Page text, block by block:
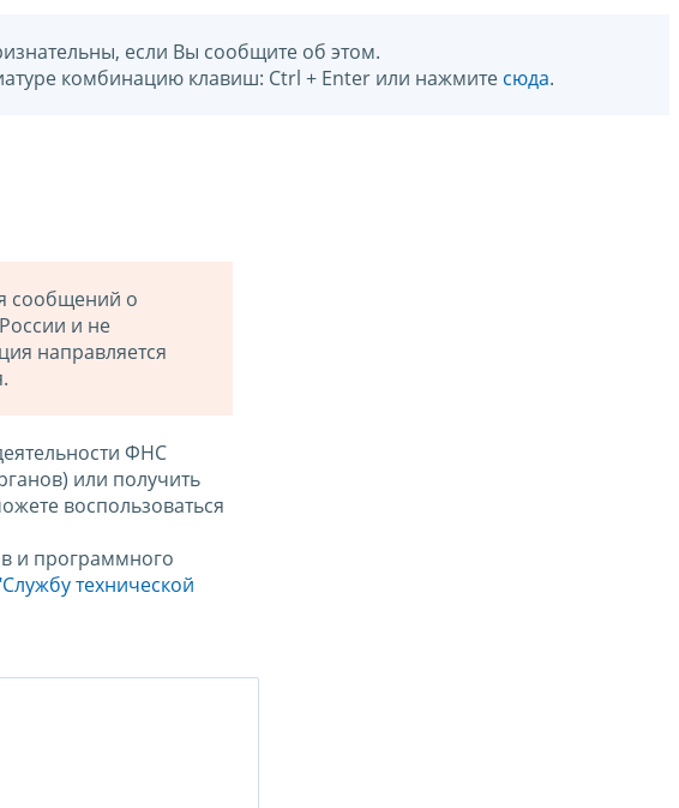
если Вы сообщите об этом.
комбинацию клавиш: Ctrl + Enter или нажмите сюда.
сообщений о
и не
направляется
ФНС
или получить
воспользоваться
и программного
технической